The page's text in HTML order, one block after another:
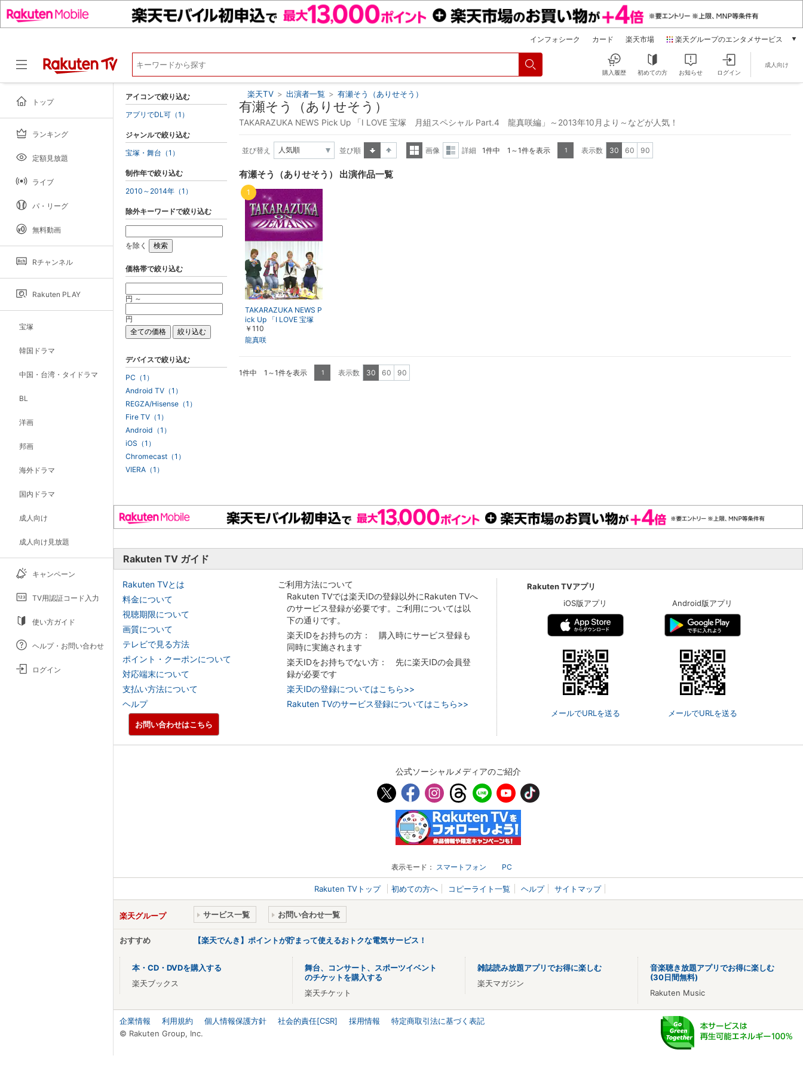
インフォシーク カード 楽天市場 楽天グループのエンタメサービス
本/ゲーム/CD/DVD
動画配信
購入履歴 初めての方 お知らせ ログイン
成人向け
トップ
ランキング
定額見放題
ライブ
パ・リーグ
無料動画
Rチャンネル
Rakuten PLAY
宝塚
韓国ドラマ
中国・台湾・タイドラマ
BL
洋画
邦画
海外ドラマ
国内ドラマ
成人向け
成人向け見放題
キャンペーン
TV用認証コード入力
使い方ガイド
ヘルプ・お問い合わせ
ログイン
楽天TV > 出演者一覧 > 有瀬そう（ありせそう）
有瀬そう（ありせそう）
TAKARAZUKA NEWS Pick Up 「I LOVE 宝塚 月組スペシャル Part.4 龍真咲編」～2013年10月より～などが人気！
並び替え
並び順
画像
詳細 1件中 1～1件を表示 1 表示数 30 60 90
有瀬そう（ありせそう） 出演作品一覧
TAKARAZUKA NEWS P
ick Up 「I LOVE 宝塚
月組スペシャル Part.4
龍真咲編」～2013年
￥110
龍真咲
1
1件中 1～1件を表示 1 表示数 30 60 90
アイコンで絞り込む
アプリでDL可（1）
ジャンルで絞り込む
宝塚・舞台（1）
制作年で絞り込む
2010～2014年（1）
除外キーワードで絞り込む
を除く
価格帯で絞り込む
円 ～
円
デバイスで絞り込む
PC（1）
Android TV（1）
REGZA/Hisense（1）
Fire TV（1）
Android（1）
iOS（1）
Chromecast（1）
VIERA（1）
Rakuten TV ガイド
Rakuten TVとは
料金について
視聴期限について
画質について
テレビで見る方法
ポイント・クーポンについて
対応端末について
支払い方法について
ヘルプ
ご利用方法について
Rakuten TVでは楽天IDの登録以外にRakuten TVへ
のサービス登録が必要です。ご利用については以
下の通りです。
楽天IDをお持ちの方： 購入時にサービス登録も
同時に実施されます
楽天IDをお持ちでない方： 先に楽天IDの会員登
録が必要です
楽天IDの登録についてはこちら>>
Rakuten TVのサービス登録についてはこちら>>
Rakuten TVアプリ
iOS版アプリ
メールでURLを送る
Android版アプリ
メールでURLを送る
お問い合わせはこちら
公式ソーシャルメディアのご紹介
表示モード： スマートフォン PC
Rakuten TVトップ 初めての方へ コピーライト一覧 ヘルプ サイトマップ
楽天グループ サービス一覧 お問い合わせ一覧
おすすめ 【楽天でんき】ポイントが貯まって使えるおトクな電気サービス！
本・CD・DVDを購入する
楽天ブックス
舞台、コンサート、スポーツイベント
のチケットを購入する
楽天チケット
雑誌読み放題アプリでお得に楽しむ
楽天マガジン
音楽聴き放題アプリでお得に楽しむ
(30日間無料)
Rakuten Music
企業情報 利用規約 個人情報保護方針 社会的責任[CSR] 採用情報
特定商取引法に基づく表記
© Rakuten Group, Inc.